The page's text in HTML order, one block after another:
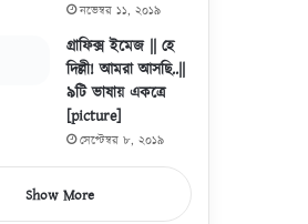
নভেম্বর ১১, ২০১৯
গ্রাফিক্স ইমেজ || হে
দিল্লী! আমরা আসছি..||
৯টি ভাষায় একত্রে
[picture]
সেপ্টেম্বর ৮, ২০১৯
Show More